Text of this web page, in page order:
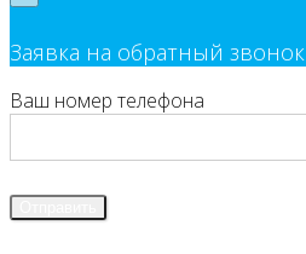
Заявка на обратный звонок
Ваш номер телефона